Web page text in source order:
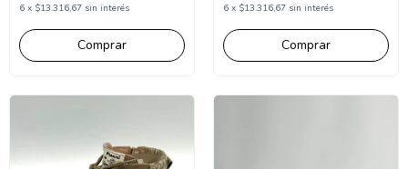
6 x $13.316,67 sin interés
Comprar
6 x $13.316,67 sin interés
Comprar